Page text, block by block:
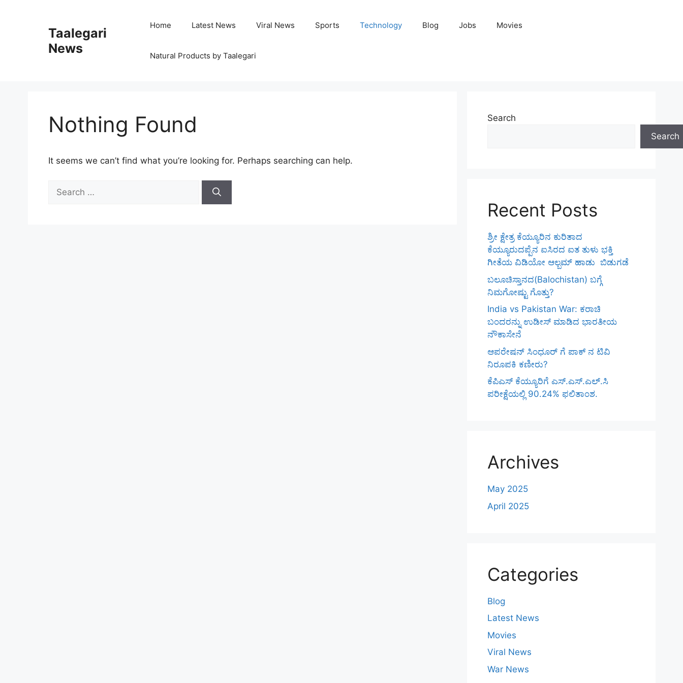
Taalegari
News
Home Latest News Viral News Sports Technology Blog Jobs Movies
Natural Products by Taalegari
Nothing Found
It seems we can’t find what you’re looking for. Perhaps searching can help.
for:
Search
Search
Recent Posts
ಶ್ರೀ ಕ್ಷೇತ್ರ ಕೆಯ್ಯೂರಿನ ಕುರಿತಾದ
ಕೆಯ್ಯೂರುದಪ್ಪೆನ ಐಸಿರದ ಐತ ತುಳು ಭಕ್ತಿ
ಗೀತೆಯ ವಿಡಿಯೋ ಆಲ್ಬಮ್ ಹಾಡು ಬಿಡುಗಡೆ
ಬಲೂಚಿಸ್ತಾನದ(Balochistan) ಬಗ್ಗೆ
ನಿಮಗೋಷ್ಟು ಗೊತ್ತು?
India vs Pakistan War: ಕರಾಚಿ
ಬಂದರನ್ನು ಉಡೀಸ್ ಮಾಡಿದ ಭಾರತೀಯ
ನೌಕಾಸೇನೆ
ಆಪರೇಷನ್ ಸಿಂಧೂರ್ ಗೆ ಪಾಕ್ ನ ಟಿವಿ
ನಿರೂಪಕಿ ಕಣೀರು?
ಕೆಪಿಎಸ್‌ ಕೆಯ್ಯೂರಿಗೆ ಎಸ್.ಎಸ್.ಎಲ್.ಸಿ
ಪರೀಕ್ಷೆಯಲ್ಲಿ 90.24% ಫಲಿತಾಂಶ.
Archives
May 2025
April 2025
Categories
Blog
Latest News
Movies
Viral News
War News